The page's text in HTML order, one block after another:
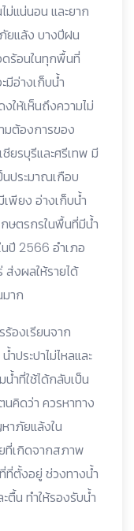
แน่นอน และยาก
ยแล้ง บางปีฝน
ร้อนในทุกพื้นที่
มีอ่างเก็บน้ำ
ให้เห็นถึงความไม่
ต้องการของ
ยรบุรีและศรีเทพ มี
ประมาณเกือบ
พียง อ่างเก็บน้ำ
ษตรกรในพื้นที่มีน้ำ
นปี 2566 อำเภอ
ส่งผลให้รายได้
าก
องเรียนจาก
ประปาไม่ไหลและ
ำที่ใช้ได้กลับเป็น
คิดว่า ควรหาทาง
าภัยแล้งใน
เกิดจากสภาพ
ที่ตั้งอยู่ ช่วงทางน้ำ
ตื้น ทำให้รองรับน้ำ